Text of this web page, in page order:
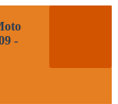
-